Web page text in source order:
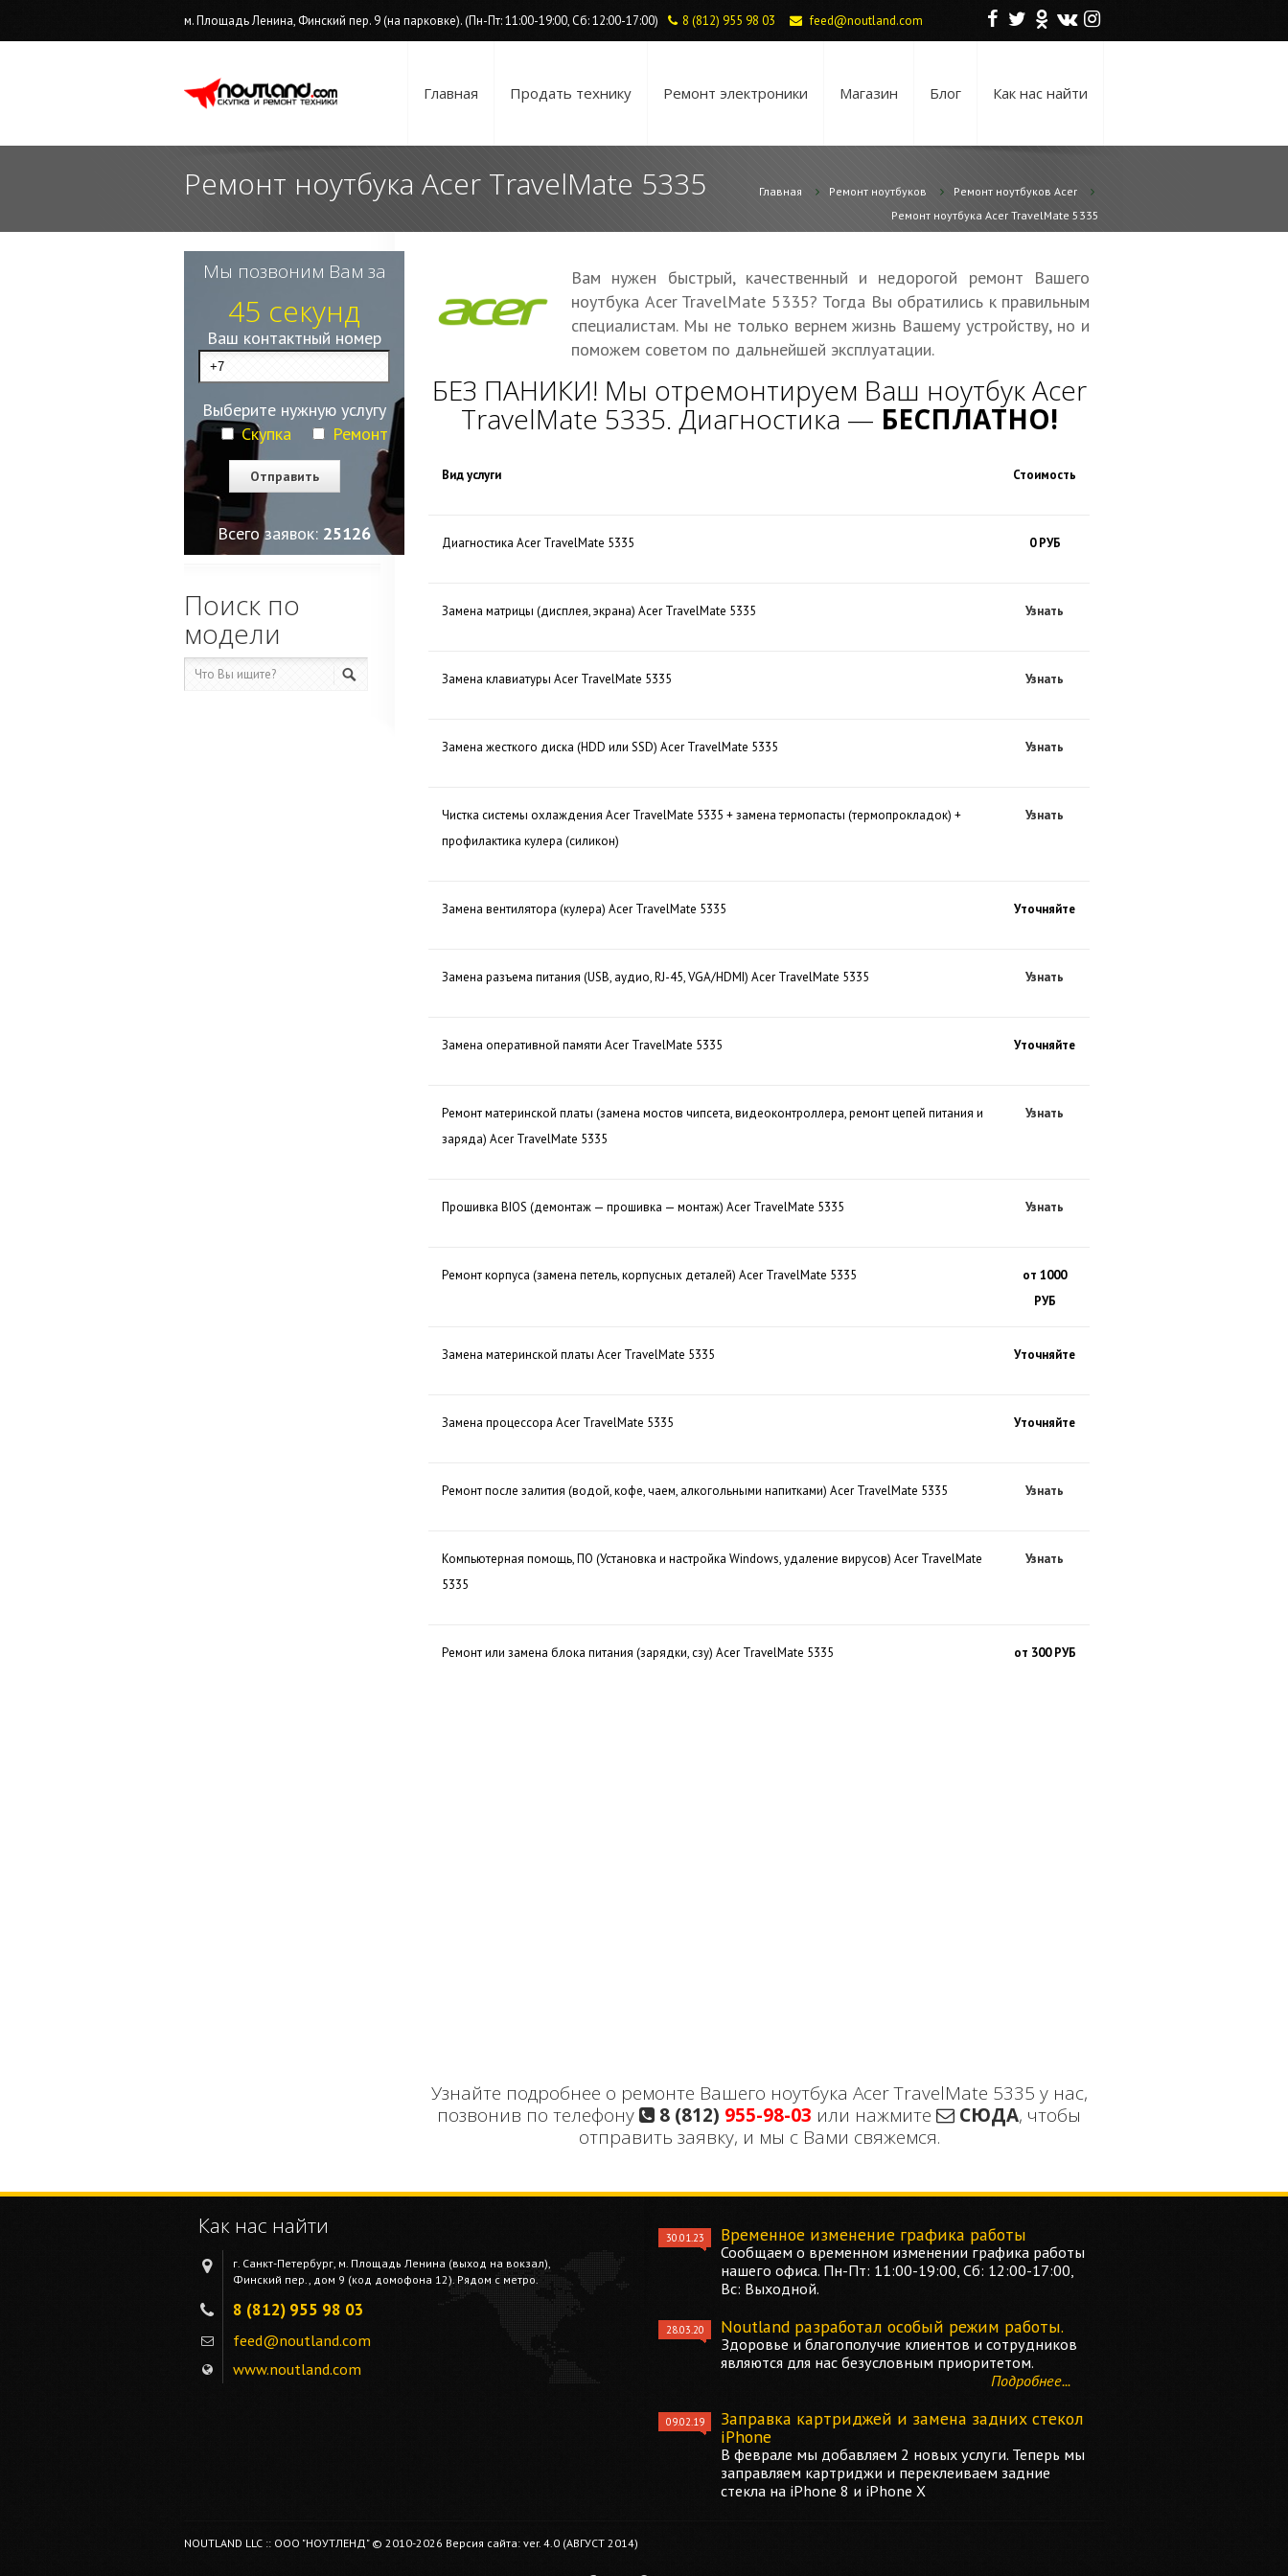
F T O V I
м. Площадь Ленина, Финский пер. 9 (на парковке). (Пн-Пт: 11:00-19:00, Сб: 12:00-17:00) 8 (812) 955 98 03 feed@noutland.com
Главная Продать технику Ремонт электроники Магазин Блог Как нас найти
Ремонт ноутбука Acer TravelMate 5335 Главная Ремонт ноутбуков
Ремонт ноутбуков Acer
Ремонт ноутбука Acer TravelMate 5335
Вам нужен быстрый, качественный и недорогой ремонт Вашего
ноутбука Acer TravelMate 5335? Тогда Вы обратились к правильным
специалистам. Мы не только вернем жизнь Вашему устройству, но и
поможем советом по дальнейшей эксплуатации.
БЕЗ ПАНИКИ! Мы отремонтируем Ваш ноутбук Acer
TravelMate 5335. Диагностика — БЕСПЛАТНО!
Вид услуги Стоимость
Диагностика Acer TravelMate 5335 0 РУБ
Замена матрицы (дисплея, экрана) Acer TravelMate 5335 Узнать
Замена клавиатуры Acer TravelMate 5335 Узнать
Замена жесткого диска (HDD или SSD) Acer TravelMate 5335 Узнать
Чистка системы охлаждения Acer TravelMate 5335 + замена термопасты (термопрокладок) +
профилактика кулера (силикон)
Узнать
Замена вентилятора (кулера) Acer TravelMate 5335 Уточняйте
Замена разъема питания (USB, аудио, RJ-45, VGA/HDMI) Acer TravelMate 5335 Узнать
Замена оперативной памяти Acer TravelMate 5335 Уточняйте
Ремонт материнской платы (замена мостов чипсета, видеоконтроллера, ремонт цепей питания и
заряда) Acer TravelMate 5335
Узнать
Прошивка BIOS (демонтаж — прошивка — монтаж) Acer TravelMate 5335 Узнать
Ремонт корпуса (замена петель, корпусных деталей) Acer TravelMate 5335
от 1000
РУБ
Замена материнской платы Acer TravelMate 5335 Уточняйте
Замена процессора Acer TravelMate 5335 Уточняйте
Ремонт после залития (водой, кофе, чаем, алкогольными напитками) Acer TravelMate 5335 Узнать
Компьютерная помощь, ПО (Установка и настройка Windows, удаление вирусов) Acer TravelMate
5335
Узнать
Ремонт или замена блока питания (зарядки, сзу) Acer TravelMate 5335 от 300 РУБ
Узнайте подробнее о ремонте Вашего ноутбука Acer TravelMate 5335 у нас,
позвонив по телефону
8 (812) 955-98-03 или нажмите СЮДА, чтобы
отправить заявку, и мы с Вами свяжемся.
Мы позвоним Вам за
45 секунд
Ваш контактный номер
Выберите нужную услугу
Скупка
Ремонт
Всего заявок: 25130
Поиск по
модели
Как нас найти
г. Санкт-Петербург, м. Площадь Ленина (выход на вокзал),
Финский пер., дом 9 (код домофона 12). Рядом с метро.
8 (812) 955 98 03
feed@noutland.com
www.noutland.com
30.01.23 Временное изменение графика работы
Сообщаем о временном изменении графика работы
нашего офиса. Пн-Пт: 11:00-19:00, Сб: 12:00-17:00,
Вс: Выходной.
28.03.20 Noutland разработал особый режим работы.
Здоровье и благополучие клиентов и сотрудников
являются для нас безусловным приоритетом.
Подробнее...
09.02.19
Заправка картриджей и замена задних стекол
iPhone
В феврале мы добавляем 2 новых услуги. Теперь мы
заправляем картриджи и переклеиваем задние
стекла на iPhone 8 и iPhone X
NOUTLAND LLC :: ООО "НОУТЛЕНД" © 2010-2026 Версия сайта: ver. 4.0 (АВГУСТ 2014)